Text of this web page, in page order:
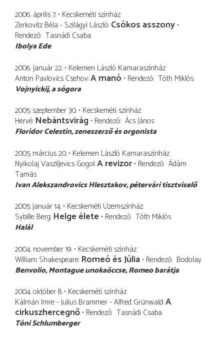
2006. április 7. Kecskeméti színház
Zerkovitz Béla - Szilágyi László Csókos asszony
Rendező Tasnádi Csaba
Ibolya Ede
2006. január 22. Kelemen László Kamaraszínház
Anton Pavlovics Csehov A manó Rendező Tóth Miklós
Vojnyickij a sógora
2005. szeptember 30. Kecskeméti színház
Hervé Nebántsvirág Rendező Ács János
Floridor Celestin zeneszerző és orgonista
2005. március 20. Kelemen László Kamaraszínház
Nyikolaj Vasziljevics Gogol A revizor Rendező Ádám
Tamás
Ivan Alekszandrovics Hlesztakov pétervári tisztviselő
2005. január 14. Kecskeméti Üzemszínház
Sybille Berg Helge élete Rendező Tóth Miklós
Halál
2004. november 19. Kecskeméti színház
William Shakespeare Romeó és Júlia Rendező Bodolay
Benvolio Montague unokaöccse, Romeo barátja
2004. október 8. Kecskeméti színház
Kálmán Imre - Julius Brammer - Alfred Grünwald A
cirkuszhercegnő Rendező Tasnádi Csaba
Tóni Schlumberger